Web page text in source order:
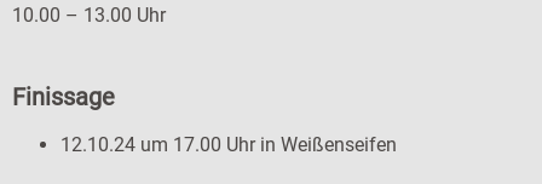
10.00 – 13.00 Uhr
Finissage
12.10.24 um 17.00 Uhr in Weißenseifen